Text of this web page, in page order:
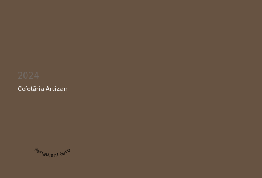
2024
Cofetăria Artizan
Restaurant Guru